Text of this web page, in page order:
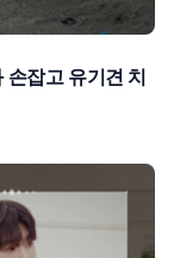
잡고 유기견 치